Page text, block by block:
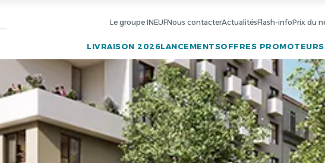
Le groupe INEUFNous contacterActualitésFlash-infoPrix du
LIVRAISON 2026LANCEMENTSOFFRES PROMOTEURS